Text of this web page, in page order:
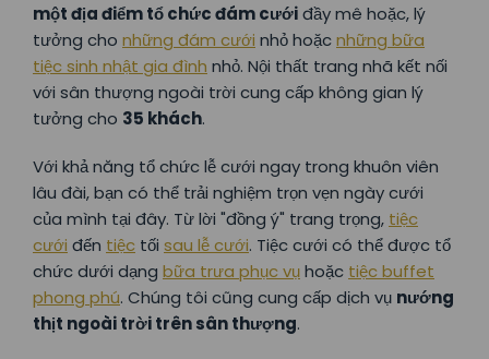
một địa điểm tổ chức đám cướiđầy mê hoặc, lý
tưởng cho những đám cưới nhỏ hoặcnhững bữa
tiệc sinh nhật gia đình nhỏ. Nội thất trang nhã kết nối
với sân thượng ngoài trời cung cấp không gian lý
tưởng cho 35 khách.
Với khả năng tổ chức lễ cưới ngay trong khuôn viên
lâu đài, bạn có thể trải nghiệm trọn vẹn ngày cưới
của mình tại đây. Từ lời "đồng ý" trang trọng, tiệc
cưới đến tiệc tối sau lễ cưới. Tiệc cưới có thể được tổ
chức dưới dạng bữa trưa phục vụhoặc tiệc buffet
phong phú. Chúng tôi cũng cung cấp dịch vụ nướng
thịt ngoài trời trên sân thượng.